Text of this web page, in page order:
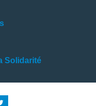
Solidarité